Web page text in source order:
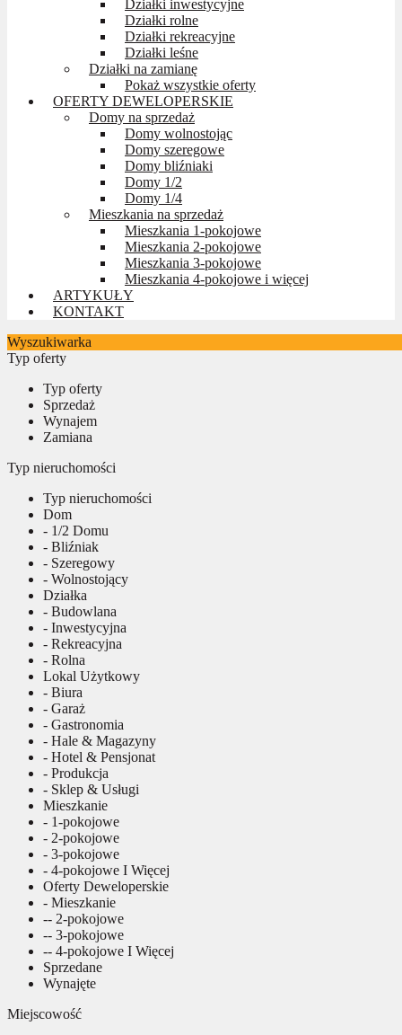
Działki inwestycyjne
Działki rolne
Działki rekreacyjne
Działki leśne
Działki na zamianę
Pokaż wszystkie oferty
OFERTY DEWELOPERSKIE
Domy na sprzedaż
Domy wolnostojąc
Domy szeregowe
Domy bliźniaki
Domy 1/2
Domy 1/4
Mieszkania na sprzedaż
Mieszkania 1-pokojowe
Mieszkania 2-pokojowe
Mieszkania 3-pokojowe
Mieszkania 4-pokojowe i więcej
ARTYKUŁY
KONTAKT
Wyszukiwarka
Typ oferty
Typ oferty
Sprzedaż
Wynajem
Zamiana
Typ nieruchomości
Typ nieruchomości
Dom
- 1/2 Domu
- Bliźniak
- Szeregowy
- Wolnostojący
Działka
- Budowlana
- Inwestycyjna
- Rekreacyjna
- Rolna
Lokal Użytkowy
- Biura
- Garaż
- Gastronomia
- Hale & Magazyny
- Hotel & Pensjonat
- Produkcja
- Sklep & Usługi
Mieszkanie
- 1-pokojowe
- 2-pokojowe
- 3-pokojowe
- 4-pokojowe I Więcej
Oferty Deweloperskie
- Mieszkanie
-- 2-pokojowe
-- 3-pokojowe
-- 4-pokojowe I Więcej
Sprzedane
Wynajęte
Miejscowość